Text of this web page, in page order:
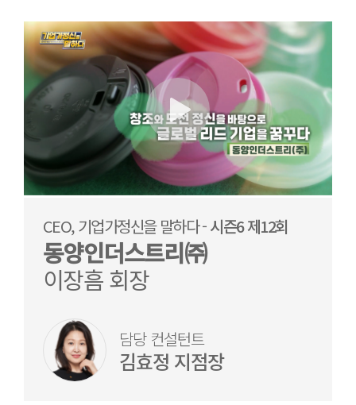
CEO, 기업가정신을 말하다 -시즌6 제12회
동양인더스트리㈜
이장흠 회장
담당 컨설턴트
김효정 지점장